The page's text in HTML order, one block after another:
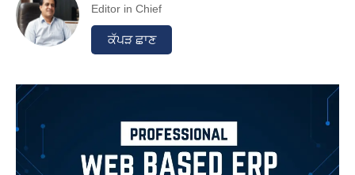
Editor in Chief
ਕੱਪੜ ਛਾਣ